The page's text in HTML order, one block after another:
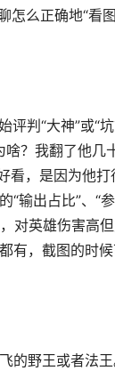
么正确地“看
判“大神”或“
？我翻了他几
，是因为他
输出占比”、“
对英雄伤害高
有，截图的时
的野王或者法